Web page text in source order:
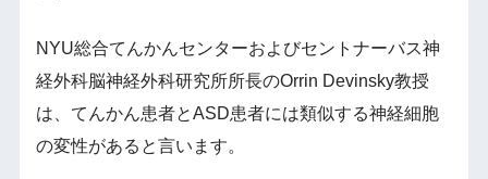
NYU総合てんかんセンターおよびセントナーバス神
経外科脳神経外科研究所所長のOrrin Devinsky教授
は、てんかん患者とASD患者には類似する神経細胞
の変性があると言います。